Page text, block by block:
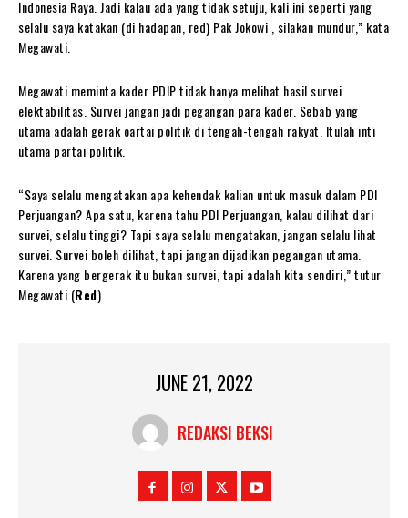
Indonesia Raya. Jadi kalau ada yang tidak setuju, kali ini seperti yang
selalu saya katakan (di hadapan, red) Pak Jokowi , silakan mundur,” kata
Megawati.
Megawati meminta kader PDIP tidak hanya melihat hasil survei
elektabilitas. Survei jangan jadi pegangan para kader. Sebab yang
utama adalah gerak oartai politik di tengah-tengah rakyat. Itulah inti
utama partai politik.
“Saya selalu mengatakan apa kehendak kalian untuk masuk dalam PDI
Perjuangan? Apa satu, karena tahu PDI Perjuangan, kalau dilihat dari
survei, selalu tinggi? Tapi saya selalu mengatakan, jangan selalu lihat
survei. Survei boleh dilihat, tapi jangan dijadikan pegangan utama.
Karena yang bergerak itu bukan survei, tapi adalah kita sendiri,” tutur
Megawati.(Red)
JUNE 21, 2022
REDAKSI BEKSI